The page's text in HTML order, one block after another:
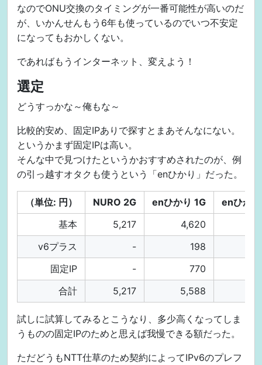
なのでONU交換のタイミングが一番可能性が高いのだ
が、いかんせんもう6年も使っているのでいつ不安定
になってもおかしくない。
であればもうインターネット、変えよう！
選定
どうすっかな～俺もな～
比較的安め、固定IPありで探すとまあそんなにない。
というかまず固定IPは高い。
そんな中で見つけたというかおすすめされたのが、例
の引っ越すオタクも使うという「enひかり」だった。
（単位: 円） NURO 2G enひかり 1G
enひか
基本
5,217
4,620
v6プラス
- 198
固定IP
-
770
合計
5,217 5,588
試しに試算してみるとこうなり、多少高くなってしま
うものの固定IPのためと思えば我慢できる額だった。
ただどうもNTT仕草のため契約によってIPv6のプレフ